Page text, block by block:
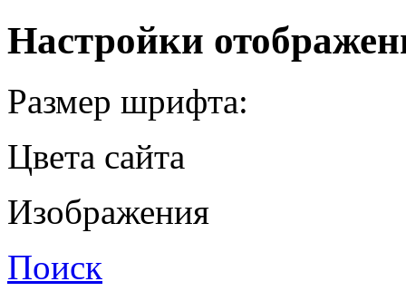
Настройки
Размер шрифта:
Цвета сайта
Изображения
Поиск